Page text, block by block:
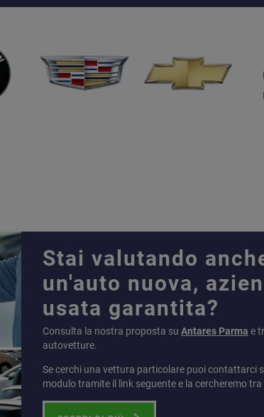
Stai valutando
un'auto nuova,
usata garantita?
Consulta la nostra proposta su Antares Parma e
autovetture.
Se cerchi una vettura particolare puoi contattarci
modulo tramite il link seguente e la cercheremo